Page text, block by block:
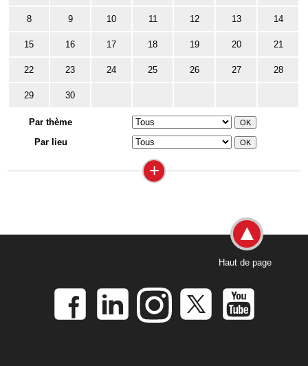
8 9 10 11 12 13 14
15 16 17 18 19 20 21
22 23 24 25 26 27 28
29 30
Par thème
Par lieu
+
Haut de page